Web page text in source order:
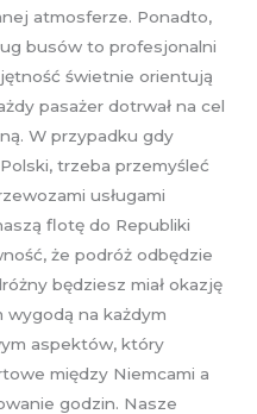
atmosferze. Ponadto,
busów to profesjonalni
świetnie orientują
pasażer dotrwał na cel
W przypadku gdy
trzeba przemyśleć
usługami
flotę do Republiki
że podróż odbędzie
będziesz miał okazję
wygodą na każdym
aspektów, który
między Niemcami a
godzin. Nasze